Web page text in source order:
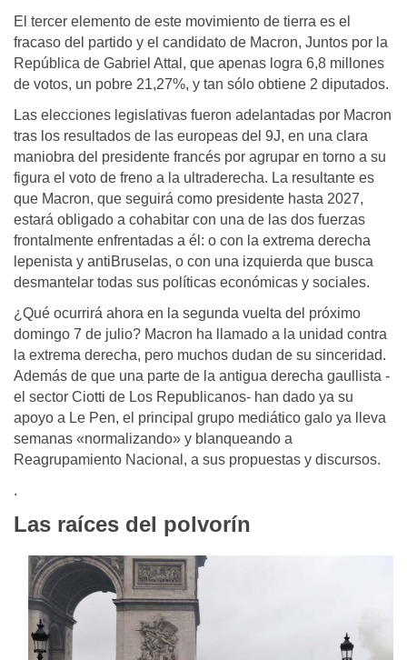
El tercer elemento de este movimiento de tierra es el
fracaso del partido y el candidato de Macron, Juntos por la
República de Gabriel Attal, que apenas logra 6,8 millones
de votos, un pobre 21,27%, y tan sólo obtiene 2 diputados.
Las elecciones legislativas fueron adelantadas por Macron
tras los resultados de las europeas del 9J, en una clara
maniobra del presidente francés por agrupar en torno a su
figura el voto de freno a la ultraderecha. La resultante es
que Macron, que seguirá como presidente hasta 2027,
estará obligado a cohabitar con una de las dos fuerzas
frontalmente enfrentadas a él: o con la extrema derecha
lepenista y antiBruselas, o con una izquierda que busca
desmantelar todas sus políticas económicas y sociales.
¿Qué ocurrirá ahora en la segunda vuelta del próximo
domingo 7 de julio? Macron ha llamado a la unidad contra
la extrema derecha, pero muchos dudan de su sinceridad.
Además de que una parte de la antigua derecha gaullista -
el sector Ciotti de Los Republicanos- han dado ya su
apoyo a Le Pen, el principal grupo mediático galo ya lleva
semanas «normalizando» y blanqueando a
Reagrupamiento Nacional, a sus propuestas y discursos.
.
Las raíces del polvorín